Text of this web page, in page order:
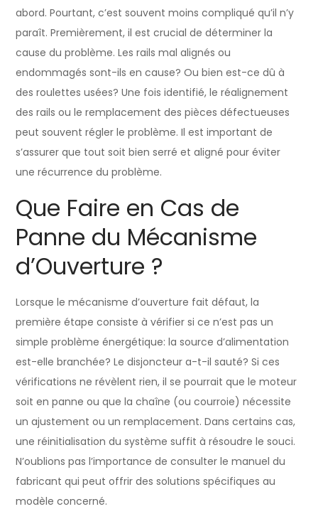
abord. Pourtant, c’est souvent moins compliqué qu’il n’y
paraît. Premièrement, il est crucial de déterminer la
cause du problème. Les rails mal alignés ou
endommagés sont-ils en cause? Ou bien est-ce dû à
des roulettes usées? Une fois identifié, le réalignement
des rails ou le remplacement des pièces défectueuses
peut souvent régler le problème. Il est important de
s’assurer que tout soit bien serré et aligné pour éviter
une récurrence du problème.
Que Faire en Cas de
Panne du Mécanisme
d’Ouverture ?
Lorsque le mécanisme d’ouverture fait défaut, la
première étape consiste à vérifier si ce n’est pas un
simple problème énergétique: la source d’alimentation
est-elle branchée? Le disjoncteur a-t-il sauté? Si ces
vérifications ne révèlent rien, il se pourrait que le moteur
soit en panne ou que la chaîne (ou courroie) nécessite
un ajustement ou un remplacement. Dans certains cas,
une réinitialisation du système suffit à résoudre le souci.
N’oublions pas l’importance de consulter le manuel du
fabricant qui peut offrir des solutions spécifiques au
modèle concerné.